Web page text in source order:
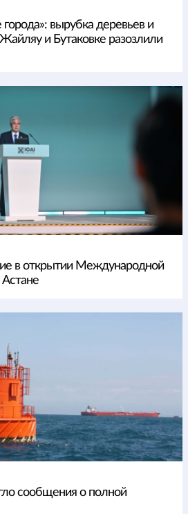
вырубка деревьев и
и Бутаковке разозлили
в открытии Международной
сообщения о полной